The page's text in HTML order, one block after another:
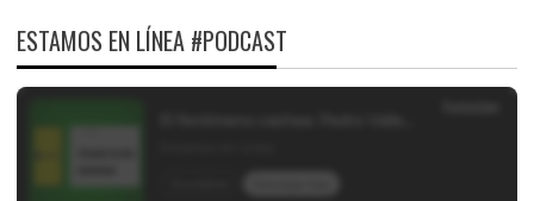
ESTAMOS EN LÍNEA #PODCAST